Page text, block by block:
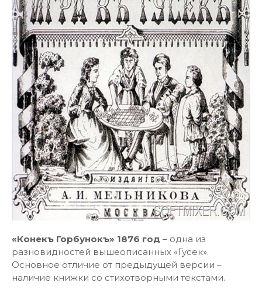
«Конекъ Горбунокъ» 1876 год – одна из
разновидностей вышеописанных «Гусек».
Основное отличие от предыдущей версии –
наличие книжки со стихотворными текстами.